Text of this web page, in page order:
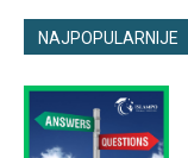
NAJPOPULARNIJE